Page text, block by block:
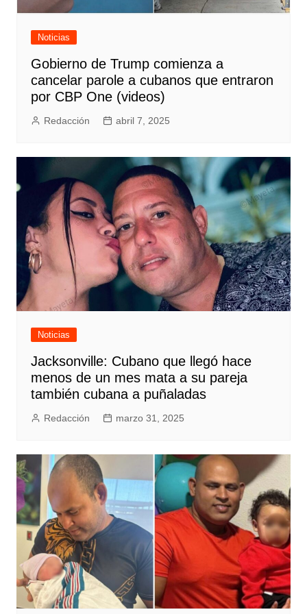
Noticias
Gobierno de Trump comienza a
cancelar parole a cubanos que entraron
por CBP One (videos)
Redacción abril 7, 2025
Noticias
Jacksonville: Cubano que llegó hace
menos de un mes mata a su pareja
también cubana a puñaladas
Redacción marzo 31, 2025